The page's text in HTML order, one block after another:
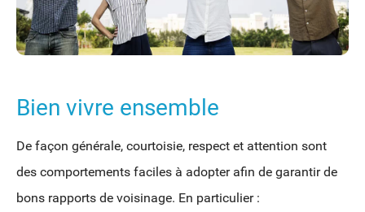
Bien vivre ensemble
De façon générale, courtoisie, respect et attention sont
des comportements faciles à adopter afin de garantir de
bons rapports de voisinage. En particulier :